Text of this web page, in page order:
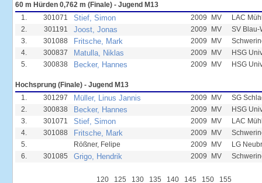
60 m Hürden 0,762 m (Finale) - Jugend M13
1.
301071 Stief, Simon 2009 MV
LAC
2.
301191 Joost, Jonas 2009 MV
SV Blau-
3.
301088 Fritsche, Mark 2009 MV
4.
300837 Matulla, Niklas 2009 MV
HSG
5.
300838 Becker, Hannes 2009 MV HSG
Hochsprung (Finale) - Jugend M13
1.
301297 Müller, Linus Jannis 2009 MV
SG
2.
300838 Becker, Hannes 2009 MV
HSG
3.
301071 Stief, Simon 2009 MV
LAC
4.
301088 Fritsche, Mark 2009 MV
5.
Rößner, Felipe 2009 MV
LG
6.
301085 Grigo, Hendrik 2009 MV
120 125 130 135 140 145 150
155